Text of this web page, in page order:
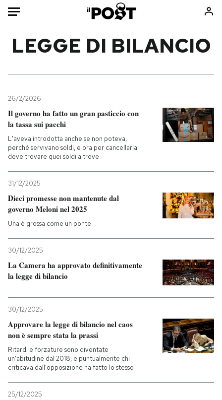
Mondo
Politica
Tecnologia
Internet
Scienza
Economia
Sport
Consumismi
Ok Boomer!
Mondiali calcio 2026
NEWSLETTER
I MIEI PREFERITI
SHOP
CALENDARIO
LEGGE DI BILANCIO
26/2/2026
Il governo ha fatto un gran pasticcio con
la tassa sui pacchi
L'aveva introdotta anche se non poteva,
perché servivano soldi, e ora per cancellarla
deve trovare quei soldi altrove
31/12/2025
Dieci promesse non mantenute dal
governo Meloni nel 2025
Una è grossa come un ponte
30/12/2025
La Camera ha approvato definitivamente
la legge di bilancio
30/12/2025
Approvare la legge di bilancio nel caos
non è sempre stata la prassi
Ritardi e forzature sono diventate
un'abitudine dal 2018, e puntualmente chi
criticava dall'opposizione ha fatto lo stesso
25/12/2025